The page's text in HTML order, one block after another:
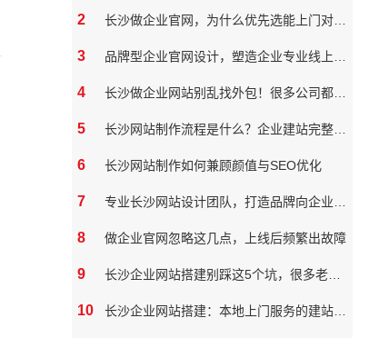
2
3
4
5
6 长沙网站制作如何兼顾颜值与SEO优化
7
8 做企业官网忽略这几点，上线后频繁出故障
9
10